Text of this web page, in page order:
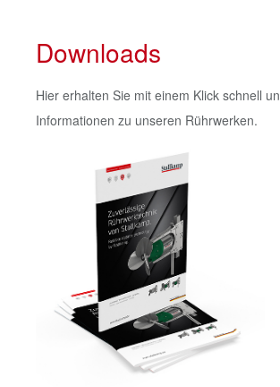
Downloads
Hier erhalten Sie mit einem Klick schnell
Informationen zu unseren Rührwerken.